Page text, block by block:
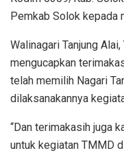
Pemkab Solok kepada
Walinagari Tanjung
mengucapkan
telah memilih Nagari
dilaksanakannya
“Dan terimakasih juga
untuk kegiatan TMMD